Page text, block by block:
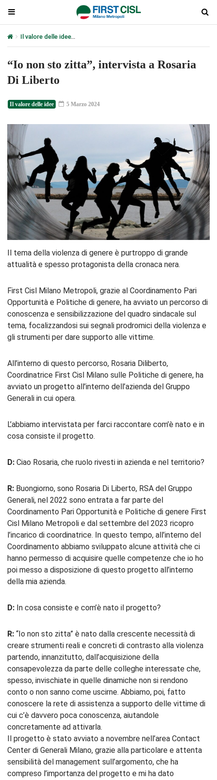
Il valore delle idee
“Io non sto zitta”, intervista a Rosaria
Di Liberto
Il valore delle idee 5 Marzo 2024
Il tema della violenza di genere è purtroppo di grande
attualità e spesso protagonista della cronaca nera.
First Cisl Milano Metropoli, grazie al Coordinamento Pari
Opportunità e Politiche di genere, ha avviato un percorso di
conoscenza e sensibilizzazione del quadro sindacale sul
tema, focalizzandosi sui segnali prodromici della violenza e
gli strumenti per dare supporto alle vittime.
All’interno di questo percorso, Rosaria Diliberto,
Coordinatrice First Cisl Milano sulle Politiche di genere, ha
avviato un progetto all’interno dell’azienda del Gruppo
Generali in cui opera.
L’abbiamo intervistata per farci raccontare com’è nato e in
cosa consiste il progetto.
D: Ciao Rosaria, che ruolo rivesti in azienda e nel territorio?
R: Buongiorno, sono Rosaria Di Liberto, RSA del Gruppo
Generali, nel 2022 sono entrata a far parte del
Coordinamento Pari Opportunità e Politiche di genere First
Cisl Milano Metropoli e dal settembre del 2023 ricopro
l’incarico di coordinatrice. In questo tempo, all’interno del
Coordinamento abbiamo sviluppato alcune attività che ci
hanno permesso di acquisire quelle competenze che io ho
poi messo a disposizione di questo progetto all’interno
della mia azienda.
D: In cosa consiste e com’è nato il progetto?
R: “Io non sto zitta” è nato dalla crescente necessità di
creare strumenti reali e concreti di contrasto alla violenza
partendo, innanzitutto, dall’acquisizione della
consapevolezza da parte delle colleghe interessate che,
spesso, invischiate in quelle dinamiche non si rendono
conto o non sanno come uscirne. Abbiamo, poi, fatto
conoscere la rete di assistenza a supporto delle vittime di
cui c’è davvero poca conoscenza, aiutandole
concretamente ad attivarla.
Il progetto è stato avviato a novembre nell’area Contact
Center di Generali Milano, grazie alla particolare e attenta
sensibilità del management sull’argomento, che ha
compreso l’importanza del progetto e mi ha dato